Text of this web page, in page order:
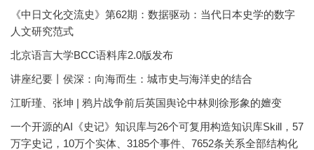
《中日文化交流史》第62期：数据驱动：当代日本史学的数字
人文研究范式
北京语言大学BCC语料库2.0版发布
讲座纪要丨侯深：向海而生：城市史与海洋史的结合
江昕瑾、张坤 | 鸦片战争前后英国舆论中林则徐形象的嬗变
一个开源的AI《史记》知识库与26个可复用构造知识库Skill，57
万字史记，10万个实体、3185个事件、7652条关系全部结构化